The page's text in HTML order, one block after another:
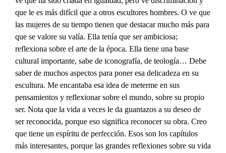
que le es más difícil que a otros escultores hombres. O ve que
las mujeres de su tiempo tienen que destacar mucho más para
que se valore su valía. Ella tenía que ser ambiciosa;
reflexiona sobre el arte de la época. Ella tiene una base
cultural importante, sabe de iconografía, de teología… Debe
saber de muchos aspectos para poner esa delicadeza en su
escultura. Me encantaba esa idea de meterme en sus
pensamientos y reflexionar sobre el mundo, sobre su propio
ser. Nota que la vida a veces le da guantazos a su deseo de
ser reconocida, porque eso significa reconocer su obra. Creo
que tiene un espíritu de perfección. Esos son los capítulos
más interesantes, porque las grandes reflexiones sobre su vida